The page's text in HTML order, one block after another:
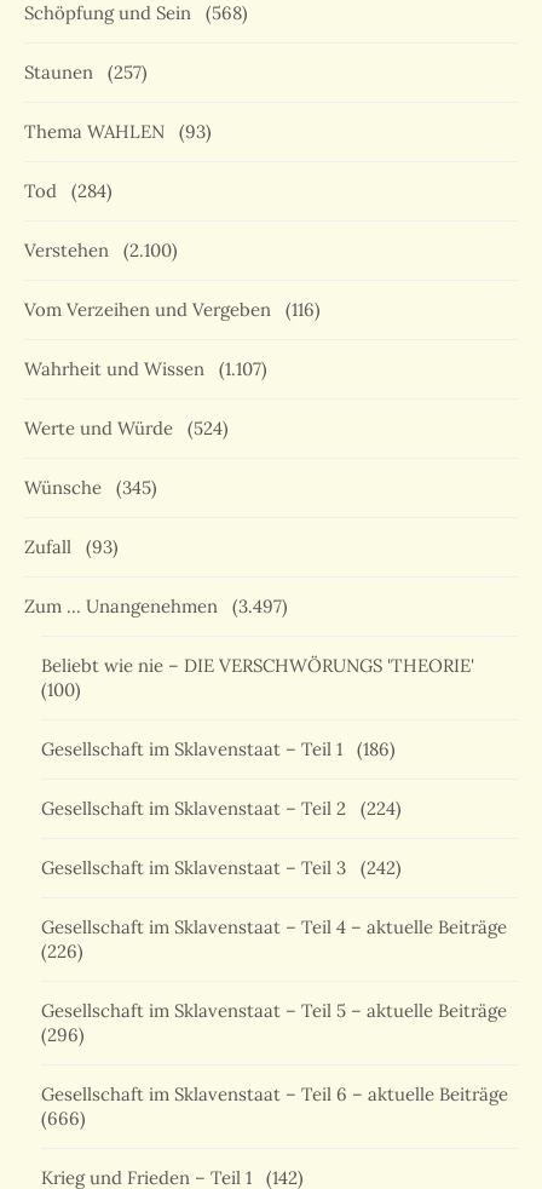
Schöpfung und Sein (568)
Staunen (257)
Thema WAHLEN (93)
Tod (284)
Verstehen (2.100)
Vom Verzeihen und Vergeben (116)
Wahrheit und Wissen (1.107)
Werte und Würde (524)
Wünsche (345)
Zufall (93)
Zum … Unangenehmen (3.497)
Beliebt wie nie – DIE VERSCHWÖRUNGS 'THEORIE'
(100)
Gesellschaft im Sklavenstaat – Teil 1 (186)
Gesellschaft im Sklavenstaat – Teil 2 (224)
Gesellschaft im Sklavenstaat – Teil 3 (242)
Gesellschaft im Sklavenstaat – Teil 4 – aktuelle Beiträge
(226)
Gesellschaft im Sklavenstaat – Teil 5 – aktuelle Beiträge
(296)
Gesellschaft im Sklavenstaat – Teil 6 – aktuelle Beiträge
(666)
Krieg und Frieden – Teil 1 (142)